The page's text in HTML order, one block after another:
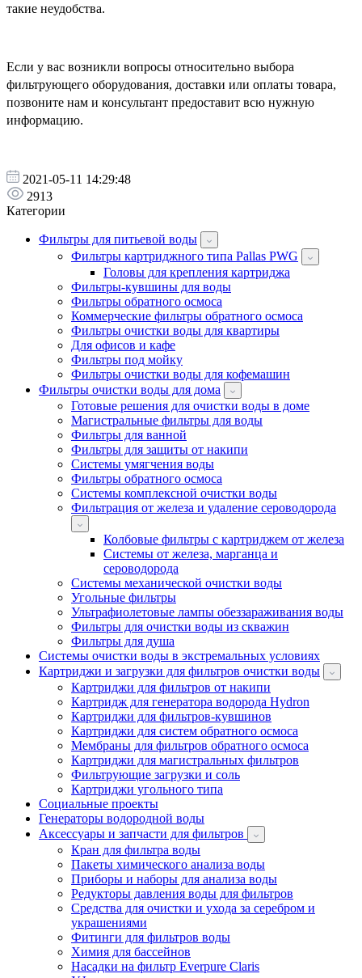
такие неудобства.
Если у вас возникли вопросы относительно выбора
фильтрующего оборудования, доставки или оплаты товара,
позвоните нам и консультант предоставит всю нужную
информацию.
2021-05-11 14:29:48
2913
Категории
Фильтры для питьевой воды
Фильтры картриджного типа Pallas PWG
Головы для крепления картриджа
Фильтры-кувшины для воды
Фильтры обратного осмоса
Коммерческие фильтры обратного осмоса
Фильтры очистки воды для квартиры
Для офисов и кафе
Фильтры под мойку
Фильтры очистки воды для кофемашин
Фильтры очистки воды для дома
Готовые решения для очистки воды в доме
Магистральные фильтры для воды
Фильтры для ванной
Фильтры для защиты от накипи
Системы умягчения воды
Фильтры обратного осмоса
Системы комплексной очистки воды
Фильтрация от железа и удаление сероводорода
Колбовые фильтры с картриджем от железа
Системы от железа, марганца и
сероводорода
Системы механической очистки воды
Угольные фильтры
Ультрафиолетовые лампы обеззараживания воды
Фильтры для очистки воды из скважин
Фильтры для душа
Системы очистки воды в экстремальных условиях
Картриджи и загрузки для фильтров очистки воды
Картриджи для фильтров от накипи
Картридж для генератора водорода Hydron
Картриджи для фильтров-кувшинов
Картриджи для систем обратного осмоса
Мембраны для фильтров обратного осмоса
Картриджи для магистральных фильтров
Фильтрующие загрузки и соль
Картриджи угольного типа
Социальные проекты
Генераторы водородной воды
Аксессуары и запчасти для фильтров
Кран для фильтра воды
Пакеты химического анализа воды
Приборы и наборы для анализа воды
Редукторы давления воды для фильтров
Средства для очистки и ухода за серебром и
украшениями
Фитинги для фильтров воды
Химия для бассейнов
Насадки на фильтр Everpure Claris